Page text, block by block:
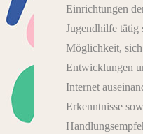
Einrichtungen
Jugendhilfe tätig
Möglichkeit,
Entwicklungen
Internet
Erkenntnisse